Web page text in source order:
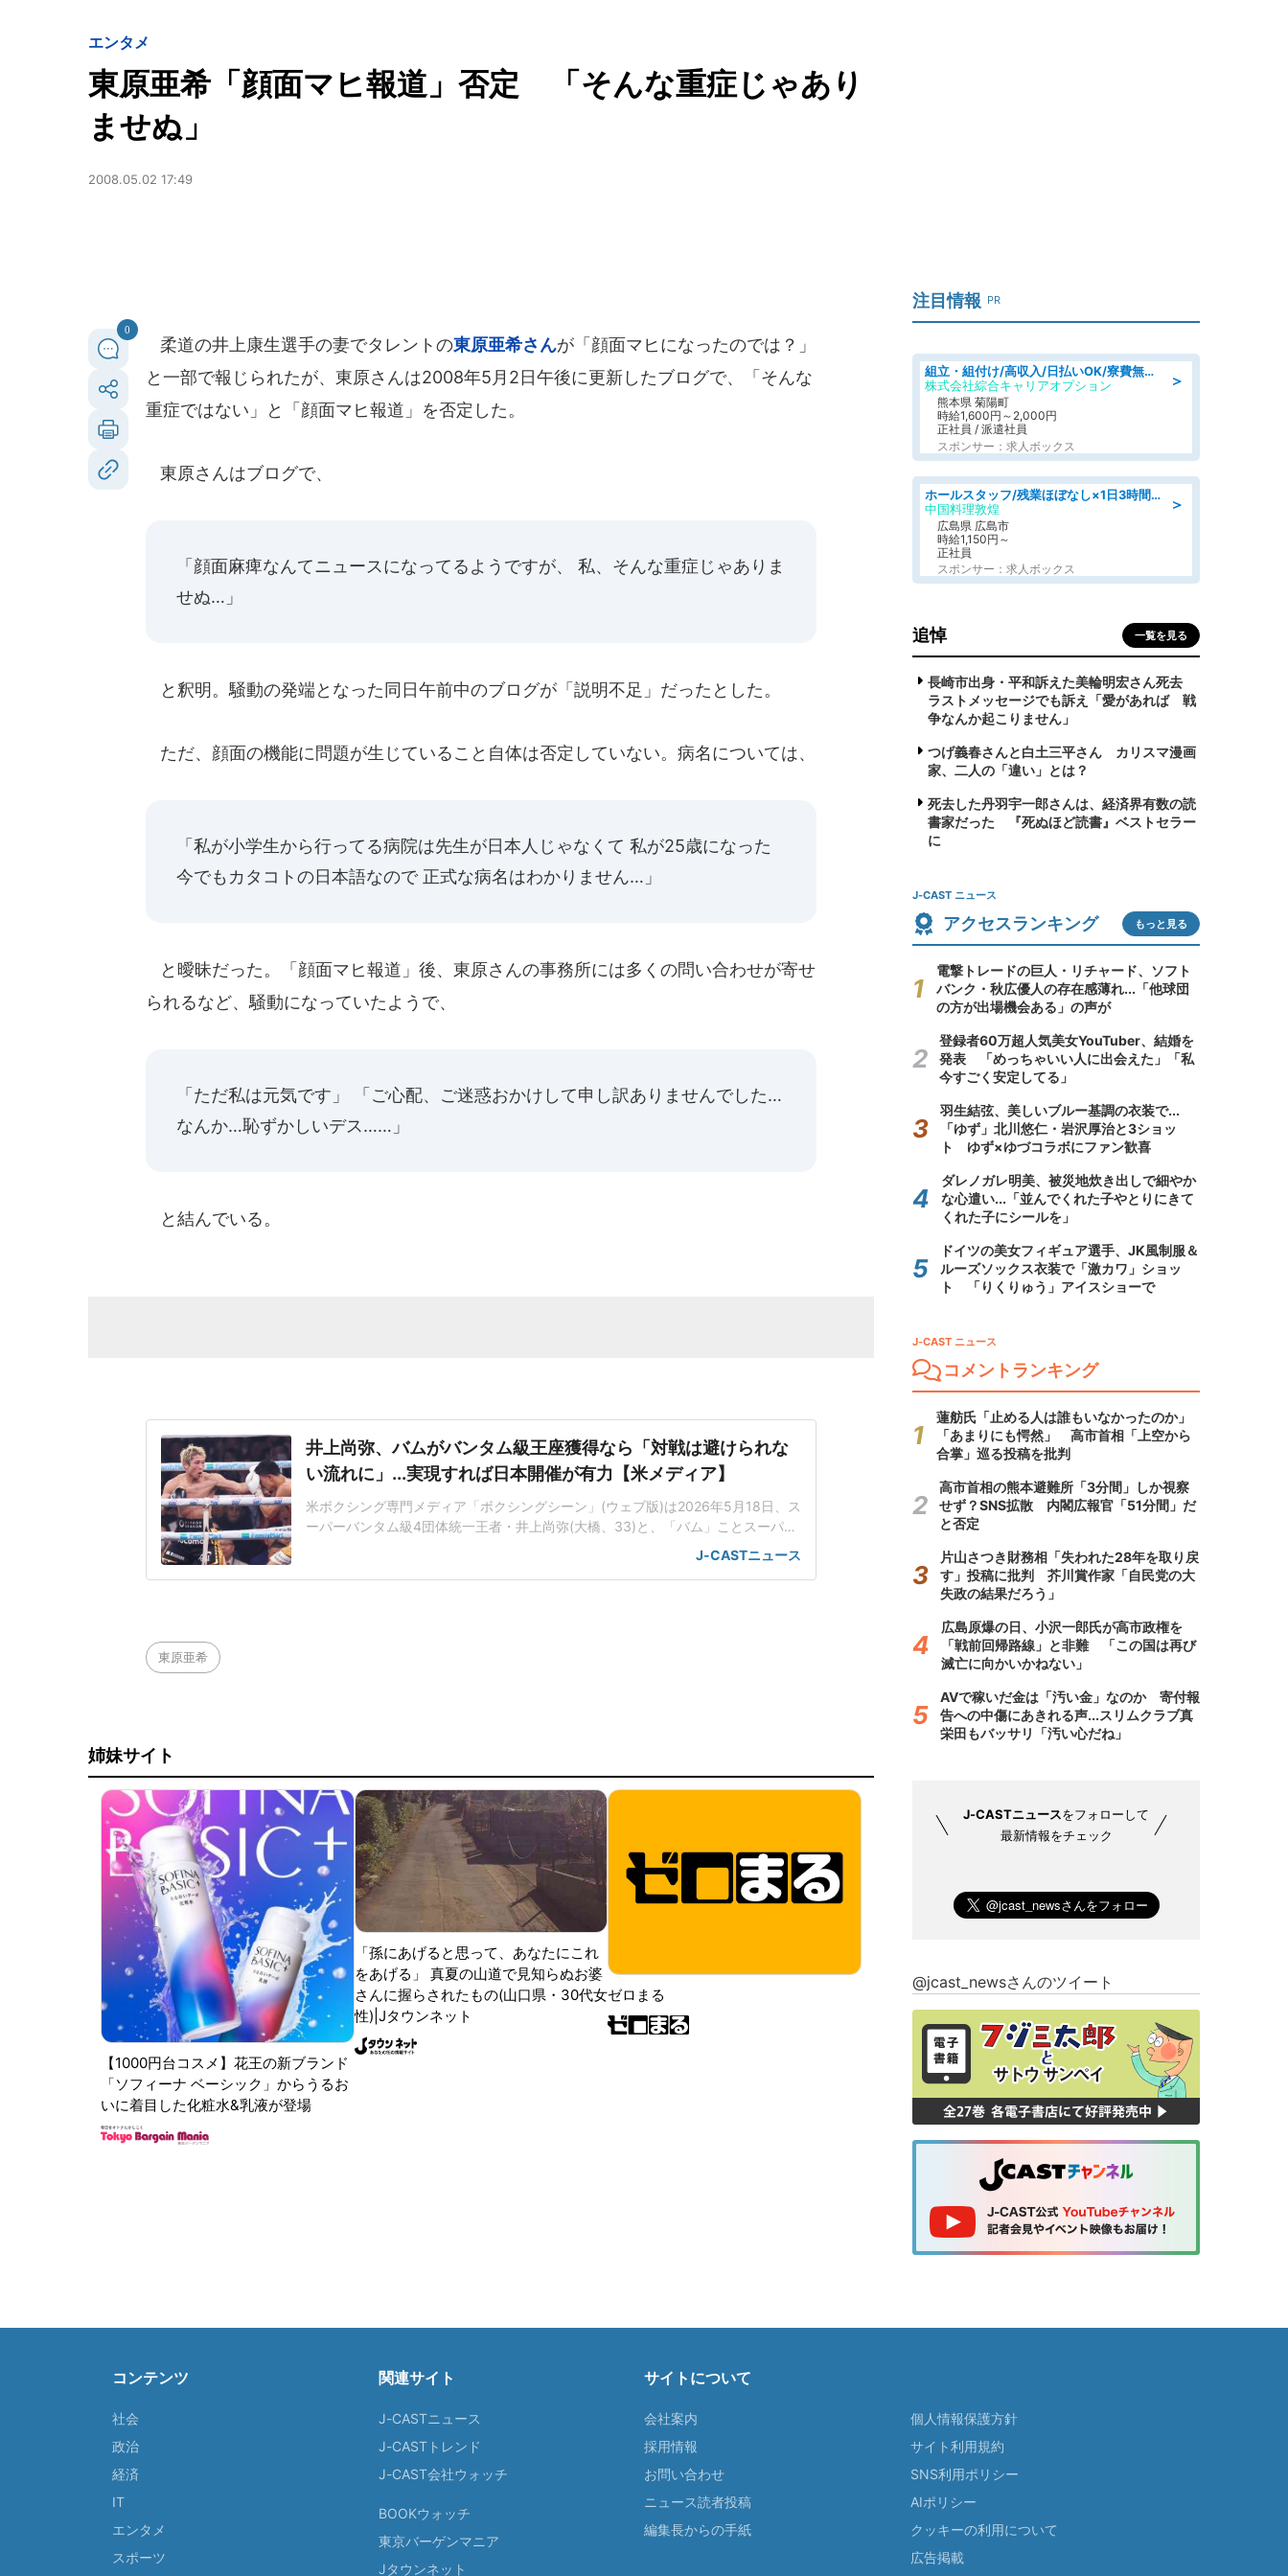
エンタメ
東原亜希「顔面マヒ報道」否定 「そんな重症じゃあり
ませぬ」
2008.05.02 17:49
0
柔道の井上康生選手の妻でタレントの東原亜希さんが「顔面マヒになったのでは？」
と一部で報じられたが、東原さんは2008年5月2日午後に更新したブログで、「そんな
重症ではない」と「顔面マヒ報道」を否定した。
東原さんはブログで、
「顔面麻痺なんてニュースになってるようですが、 私、そんな重症じゃありま
せぬ…」
と釈明。騒動の発端となった同日午前中のブログが「説明不足」だったとした。
ただ、顔面の機能に問題が生じていること自体は否定していない。病名については、
「私が小学生から行ってる病院は先生が日本人じゃなくて 私が25歳になった
今でもカタコトの日本語なので 正式な病名はわかりません…」
と曖昧だった。「顔面マヒ報道」後、東原さんの事務所には多くの問い合わせが寄せ
られるなど、騒動になっていたようで、
「ただ私は元気です」 「ご心配、ご迷惑おかけして申し訳ありませんでした…
なんか…恥ずかしいデス……」
と結んでいる。
井上尚弥、バムがバンタム級王座獲得なら「対戦は避けられな
い流れに」...実現すれば日本開催が有力【米メディア】
米ボクシング専門メディア「ボクシングシーン」(ウェブ版)は2026年5月18日、ス
ーパーバンタム級4団体統一王者・井上尚弥(大橋、33)と、「バム」ことスーパー
フライ級3団体統一王者ジェシー・ロドリゲス(米国、26)の対戦の可能性に言及し
た。「ロドリゲスは信じられないほど意欲的な若者」ロドリゲスは、井上よりも2
J-CASTニュース
東原亜希
姉妹サイト
【1000円台コスメ】花王の新ブランド
「ソフィーナ ベーシック」からうるお
いに着目した化粧水&乳液が登場
「孫にあげると思って、あなたにこれ
をあげる」 真夏の山道で見知らぬお婆
さんに握らされたもの(山口県・30代女
性)|Jタウンネット
ゼロまる
注目情報 PR
＞
組立・組付け/高収入/日払いOK/寮費無料/交替制/20・30・40代活躍中
株式会社綜合キャリアオプション
熊本県 菊陽町
時給1,600円～2,000円
正社員 / 派遣社員
スポンサー：求人ボックス
＞
ホールスタッフ/残業ほぼなし×1日3時間〜勤務OK!フォロー体制も充実/広島県/広島市南区
中国料理敦煌
広島県 広島市
時給1,150円～
正社員
スポンサー：求人ボックス
追悼 一覧を見る
長崎市出身・平和訴えた美輪明宏さん死去
ラストメッセージでも訴え「愛があれば 戦
争なんか起こりません」
つげ義春さんと白土三平さん カリスマ漫画
家、二人の「違い」とは？
死去した丹羽宇一郎さんは、経済界有数の読
書家だった 『死ぬほど読書』ベストセラー
に
J-CAST ニュース
アクセスランキング もっと見る
電撃トレードの巨人・リチャード、ソフト
バンク・秋広優人の存在感薄れ...「他球団
の方が出場機会ある」の声が
登録者60万超人気美女YouTuber、結婚を
発表 「めっちゃいい人に出会えた」「私
今すごく安定してる」
羽生結弦、美しいブルー基調の衣装で...
「ゆず」北川悠仁・岩沢厚治と3ショッ
ト ゆず×ゆづコラボにファン歓喜
ダレノガレ明美、被災地炊き出しで細やか
な心遣い...「並んでくれた子やとりにきて
くれた子にシールを」
ドイツの美女フィギュア選手、JK風制服＆
ルーズソックス衣装で「激カワ」ショッ
ト 「りくりゅう」アイスショーで
J-CAST ニュース
コメントランキング
蓮舫氏「止める人は誰もいなかったのか」
「あまりにも愕然」 高市首相「上空から
合掌」巡る投稿を批判
高市首相の熊本避難所「3分間」しか視察
せず？SNS拡散 内閣広報官「51分間」だ
と否定
片山さつき財務相「失われた28年を取り戻
す」投稿に批判 芥川賞作家「自民党の大
失政の結果だろう」
広島原爆の日、小沢一郎氏が高市政権を
「戦前回帰路線」と非難 「この国は再び
滅亡に向かいかねない」
AVで稼いだ金は「汚い金」なのか 寄付報
告への中傷にあきれる声...スリムクラブ真
栄田もバッサリ「汚い心だね」
J-CASTニュースをフォローして
最新情報をチェック
@jcast_newsさんのツイート
コンテンツ
社会
政治
経済
IT
エンタメ
スポーツ
関連サイト
J-CASTニュース
J-CASTトレンド
J-CAST会社ウォッチ
BOOKウォッチ
東京バーゲンマニア
Jタウンネット
サイトについて
会社案内
採用情報
お問い合わせ
ニュース読者投稿
編集長からの手紙
個人情報保護方針
サイト利用規約
SNS利用ポリシー
AIポリシー
クッキーの利用について
広告掲載